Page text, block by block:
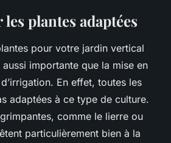
plantes adaptées
pour votre jardin vertical
importante que la mise en
En effet, toutes les
adaptées à ce type de culture.
comme le lierre ou
particulièrement bien à la